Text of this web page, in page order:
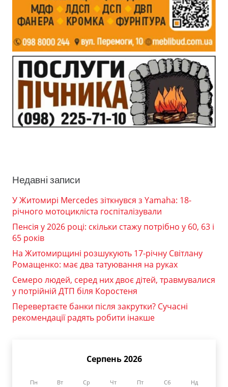
Недавні записи
У Житомирі Mercedes зіткнувся з Yamaha: 18-
річного мотоцикліста госпіталізували
Пенсія у 2026 році: скільки стажу потрібно у 60, 63 і
65 років
На Житомирщині розшукують 17-річну Світлану
Ромащенко: має два татуювання на руках
Семеро людей, серед них двоє дітей, травмувалися
у потрійній ДТП біля Коростеня
Перевертаєте банки після закрутки? Сучасні
рекомендації радять робити інакше
Серпень 2026
Пн Вт Ср Чт Пт Сб Нд